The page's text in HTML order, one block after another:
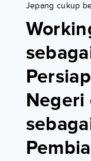
Jepang cukup
Negeri